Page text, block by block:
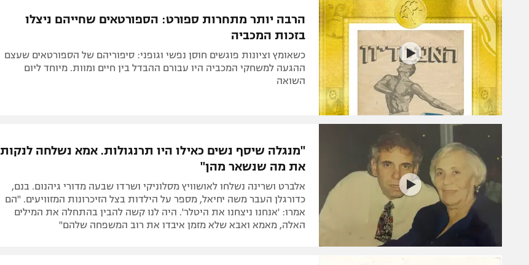
תקנון משתתפים וזוכים בפרסים
תקנון עבור פעילות אלקטרה
תקנון עבור פעילות ספורט 1 – "מרלן"
גיימינג E-Sports
תנאי שימוש
מדיניות פרטיות
תקנון פעילות ספורט 1
רשיון להקרנה פומבית לבית עסק
הצטרפות לחבילת הערוצים
לוח דרושים – ג'ובנט
מכבי נתניה
בני יהודה
הרבה יותר מתחרות ספורט: הספורטאים שחייהם ניצלו
בזכות המכביה
כשאומץ וציונות פוגשים חוסן נפשי וגופני: סיפוריהם של הספורטאים שעצם
ההגעה למשחקי המכביה היו עבורם ההבדל בין חיים ומוות. מיוחד ליום
השואה
"מנגלה שיסף נשים כאילו היו תרנגולות. אמא נשלחה לנקות
את מה שנשאר מהן"
אלברט ושרינה נשלחו לאושוויץ מסלוניקי ושרדו שבעה מדורי גיהנום. בנם,
כדורגלן העבר משה יחיאל, מספר על הילדות בצל הזיכרונות המזוויעים. "הם
אמרו: 'אנחנו ניצחנו את היטלר'. היה לנו קשה להבין בהתחלה את המילים
האלה, מאמא ואבא שלא מזמן איבדו את רוב המשפחה שלהם"